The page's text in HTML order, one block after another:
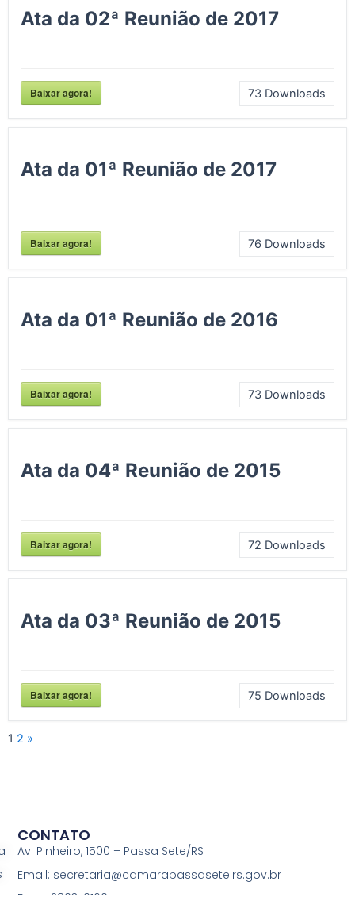
Ata da 02ª Reunião de 2017
Baixar agora! 73 Downloads
Ata da 01ª Reunião de 2017
Baixar agora! 76 Downloads
Ata da 01ª Reunião de 2016
Baixar agora! 73 Downloads
Ata da 04ª Reunião de 2015
Baixar agora! 72 Downloads
Ata da 03ª Reunião de 2015
Baixar agora! 75 Downloads
1 2 »
CONTATO
Av. Pinheiro, 1500 – Passa Sete/RS
Email: secretaria@camarapassasete.rs.gov.br